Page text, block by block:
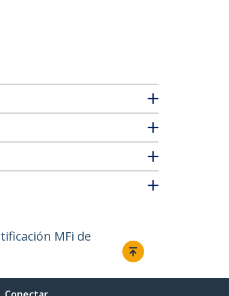
MFi de